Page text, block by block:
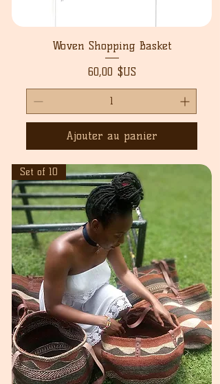
Woven Shopping Basket
Prix
60,00 $US
Ajouter au panier
Set of 10